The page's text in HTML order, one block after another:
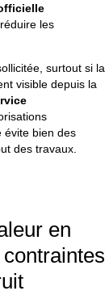
les
surtout si la
visible depuis la
évite bien des
des travaux.
en